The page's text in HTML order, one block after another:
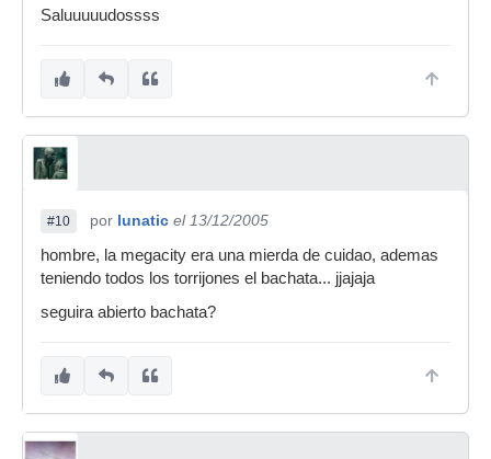
Saluuuuudossss
#10 por lunatic el 13/12/2005
hombre, la megacity era una mierda de cuidao, ademas
teniendo todos los torrijones el bachata... jjajaja
seguira abierto bachata?